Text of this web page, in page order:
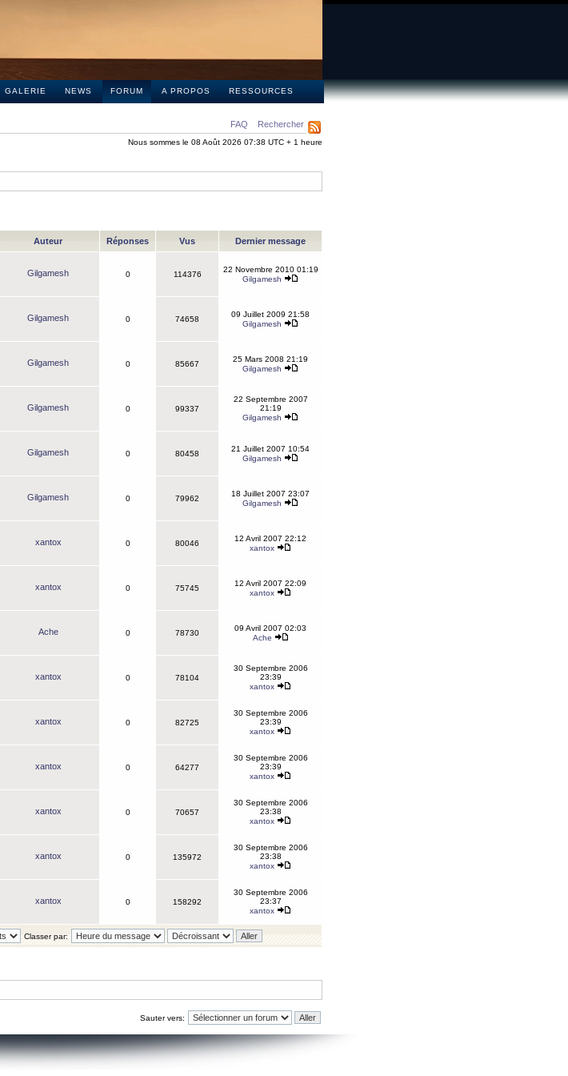
GALERIE NEWS FORUM A PROPOS RESSOURCES
FAQ Rechercher
Nous sommes le 08 Août 2026 07:38 UTC + 1 heure
Auteur Réponses Vus Dernier message
Gilgamesh 0 114376
22 Novembre 2010 01:19
Gilgamesh
Gilgamesh 0 74658
09 Juillet 2009 21:58
Gilgamesh
Gilgamesh 0 85667
25 Mars 2008 21:19
Gilgamesh
Gilgamesh 0 99337
22 Septembre 2007
21:19
Gilgamesh
Gilgamesh 0 80458
21 Juillet 2007 10:54
Gilgamesh
Gilgamesh 0 79962
18 Juillet 2007 23:07
Gilgamesh
xantox 0 80046
12 Avril 2007 22:12
xantox
xantox 0 75745
12 Avril 2007 22:09
xantox
Ache 0 78730
09 Avril 2007 02:03
Ache
xantox 0 78104
30 Septembre 2006
23:39
xantox
xantox 0 82725
30 Septembre 2006
23:39
xantox
xantox 0 64277
30 Septembre 2006
23:39
xantox
xantox 0 70657
30 Septembre 2006
23:38
xantox
xantox 0 135972
30 Septembre 2006
23:38
xantox
xantox 0 158292
30 Septembre 2006
23:37
xantox
Classer par:
Sauter vers: